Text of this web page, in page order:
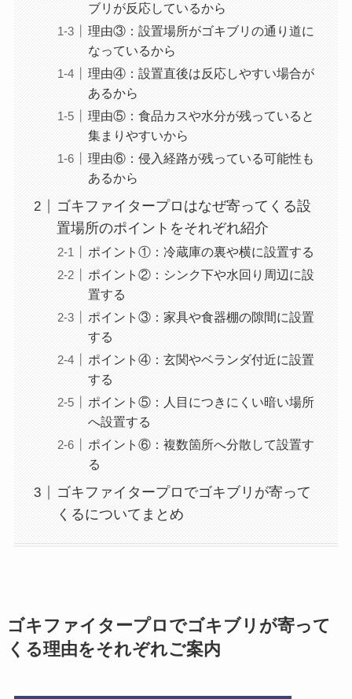
ブリが反応しているから
理由③：設置場所がゴキブリの通り道に
なっているから
理由④：設置直後は反応しやすい場合が
あるから
理由⑤：食品カスや水分が残っていると
集まりやすいから
理由⑥：侵入経路が残っている可能性も
あるから
ゴキファイタープロはなぜ寄ってくる設
置場所のポイントをそれぞれ紹介
ポイント①：冷蔵庫の裏や横に設置する
ポイント②：シンク下や水回り周辺に設
置する
ポイント③：家具や食器棚の隙間に設置
する
ポイント④：玄関やベランダ付近に設置
する
ポイント⑤：人目につきにくい暗い場所
へ設置する
ポイント⑥：複数箇所へ分散して設置す
る
ゴキファイタープロでゴキブリが寄って
くるについてまとめ
ゴキファイタープロでゴキブリが寄って
くる理由をそれぞれご案内